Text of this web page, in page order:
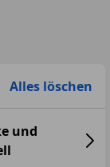
Alles löschen
und